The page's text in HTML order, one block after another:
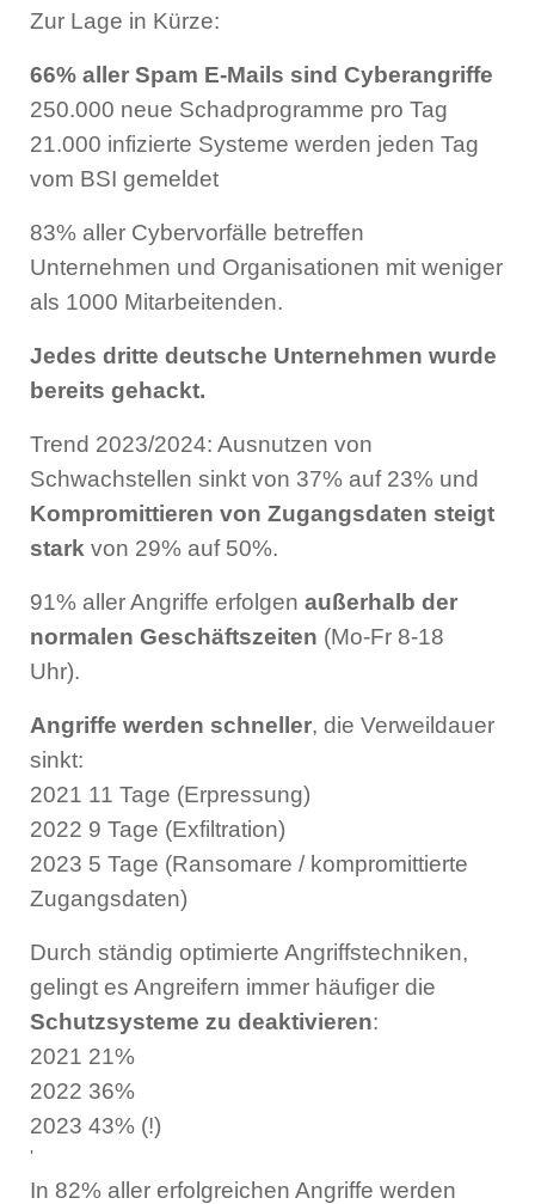
Zur Lage in Kürze:
66% aller Spam E-Mails sind Cyberangriffe
250.000 neue Schadprogramme pro Tag
21.000 infizierte Systeme werden jeden Tag
vom BSI gemeldet
83% aller Cybervorfälle betreffen
Unternehmen und Organisationen mit weniger
als 1000 Mitarbeitenden.
Jedes dritte deutsche Unternehmen wurde
bereits gehackt.
Trend 2023/2024: Ausnutzen von
Schwachstellen sinkt von 37% auf 23% und
Kompromittieren von Zugangsdaten steigt
stark von 29% auf 50%.
91% aller Angriffe erfolgen außerhalb der
normalen Geschäftszeiten (Mo-Fr 8-18
Uhr).
Angriffe werden schneller, die Verweildauer
sinkt:
2021 11 Tage (Erpressung)
2022 9 Tage (Exfiltration)
2023 5 Tage (Ransomare / kompromittierte
Zugangsdaten)
Durch ständig optimierte Angriffstechniken,
gelingt es Angreifern immer häufiger die
Schutzsysteme zu deaktivieren:
2021 21%
2022 36%
2023 43% (!)
'
In 82% aller erfolgreichen Angriffe werden